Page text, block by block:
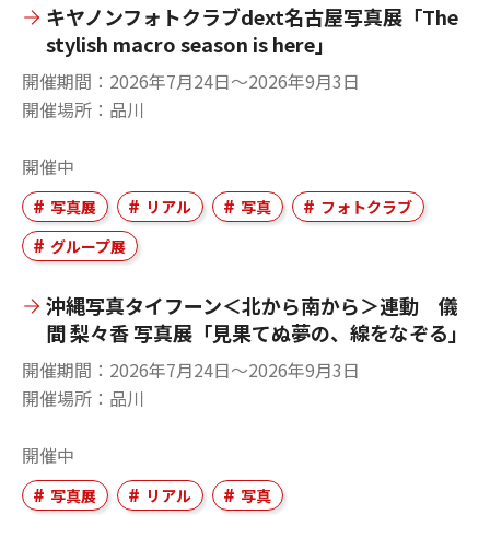
キヤノンフォトクラブdext名古屋写真展「The
stylish macro season is here」
開催期間
2026年7月24日〜2026年9月3日
開催場所
品川
開催中
写真展 リアル 写真
フォトクラブ
グループ展
沖縄写真タイフーン＜北から南から＞連動 儀
間 梨々香 写真展「見果てぬ夢の、線をなぞる」
開催期間
2026年7月24日〜2026年9月3日
開催場所
品川
開催中
写真展 リアル 写真